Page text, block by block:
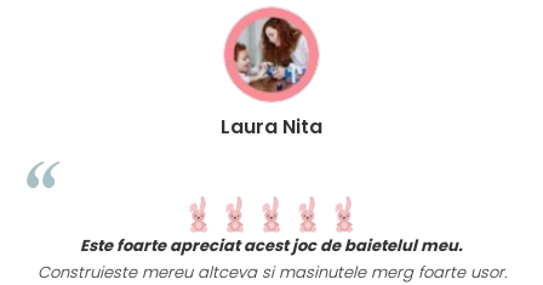
Laura Nita
Este foarte apreciat acest joc de baietelul meu.
Construieste mereu altceva si masinutele merg foarte usor.